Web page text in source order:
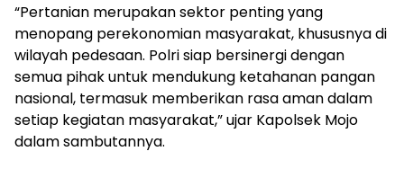
“Pertanian merupakan sektor penting yang
menopang perekonomian masyarakat, khususnya di
wilayah pedesaan. Polri siap bersinergi dengan
semua pihak untuk mendukung ketahanan pangan
nasional, termasuk memberikan rasa aman dalam
setiap kegiatan masyarakat,” ujar Kapolsek Mojo
dalam sambutannya.